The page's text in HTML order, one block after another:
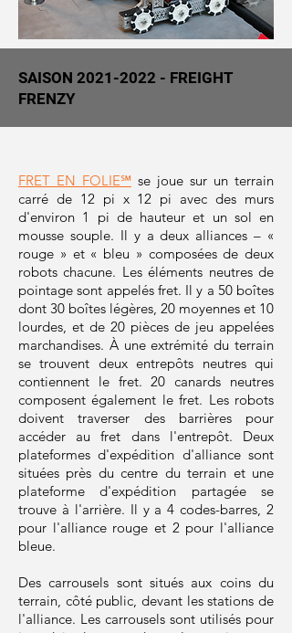
SAISON 2021-2022 - FREIGHT
FRENZY
FRET EN FOLIE℠ se joue sur un terrain
carré de 12 pi x 12 pi avec des murs
d'environ 1 pi de hauteur et un sol en
mousse souple. Il y a deux alliances – «
rouge » et « bleu » composées de deux
robots chacune. Les éléments neutres de
pointage sont appelés fret. Il y a 50 boîtes
dont 30 boîtes légères, 20 moyennes et 10
lourdes, et de 20 pièces de jeu appelées
marchandises. À une extrémité du terrain
se trouvent deux entrepôts neutres qui
contiennent le fret. 20 canards neutres
composent également le fret. Les robots
doivent traverser des barrières pour
accéder au fret dans l'entrepôt. Deux
plateformes d'expédition d'alliance sont
situées près du centre du terrain et une
plateforme d'expédition partagée se
trouve à l'arrière. Il y a 4 codes-barres, 2
pour l'alliance rouge et 2 pour l'alliance
bleue.
Des carrousels sont situés aux coins du
terrain, côté public, devant les stations de
l'alliance. Les carrousels sont utilisés pour